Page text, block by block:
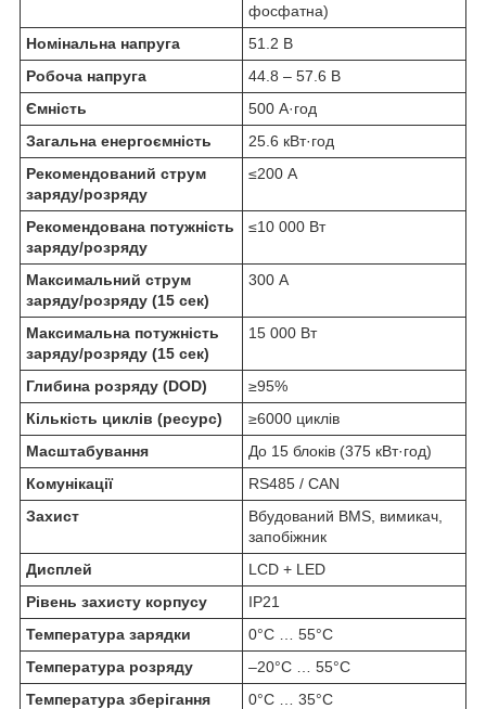
фосфатна)
Номінальна напруга
51.2 В
Робоча напруга
44.8 – 57.6 В
Ємність
500 А·год
Загальна енергоємність
25.6 кВт·год
Рекомендований струм
заряду/розряду
≤200 А
Рекомендована потужність
заряду/розряду
≤10 000 Вт
Максимальний струм
заряду/розряду (15 сек)
300 А
Максимальна потужність
заряду/розряду (15 сек)
15 000 Вт
Глибина розряду (DOD)
≥95%
Кількість циклів (ресурс)
≥6000 циклів
Масштабування
До 15 блоків (375 кВт·год)
Комунікації
RS485 / CAN
Захист
Вбудований BMS, вимикач,
запобіжник
Дисплей
LCD + LED
Рівень захисту корпусу
IP21
Температура зарядки
0°C … 55°C
Температура розряду
–20°C … 55°C
Температура зберігання
0°C … 35°C